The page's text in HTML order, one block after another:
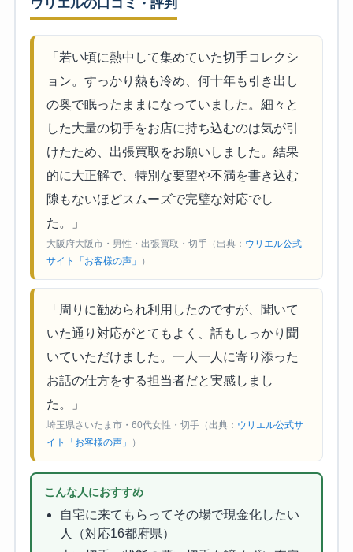
ウリエルの口コミ・評判
「若い頃に熱中して集めていた切手コレクシ
ョン。すっかり熱も冷め、何十年も引き出し
の奥で眠ったままになっていました。細々と
した大量の切手をお店に持ち込むのは気が引
けたため、出張買取をお願いしました。結果
的に大正解で、特別な要望や不満を書き込む
隙もないほどスムーズで完璧な対応でし
た。」
大阪府大阪市・男性・出張買取・切手（出典： ウリエル公式
サイト「お客様の声」
）
「周りに勧められ利用したのですが、聞いて
いた通り対応がとてもよく、話もしっかり聞
いていただけました。一人一人に寄り添った
お話の仕方をする担当者だと実感しまし
た。」
埼玉県さいたま市・60代女性・切手（出典： ウリエル公式サ
イト「お客様の声」
）
こんな人におすすめ
自宅に来てもらってその場で現金化したい
人（対応16都府県）